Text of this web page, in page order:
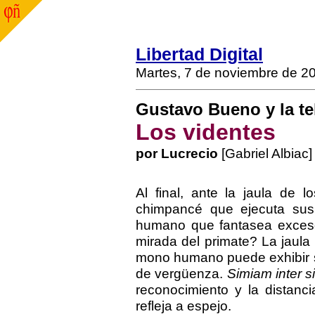
Libertad Digital
Martes, 7 de noviembre de
Gustavo Bueno y la
Los videntes
por Lucrecio [Gabriel Albiac]
Al final, ante la jaula de
chimpancé que ejecuta
humano que fantasea
mirada del primate? La
mono humano puede
de vergüenza. Simiam inter
reconocimiento y la
refleja a espejo.